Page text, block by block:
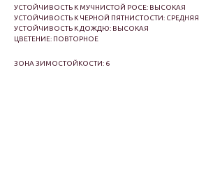
УСТОЙЧИВОСТЬ К МУЧНИСТОЙ РОСЕ: ВЫСОКАЯ
УСТОЙЧИВОСТЬ К ЧЕРНОЙ ПЯТНИСТОСТИ: СРЕДНЯЯ
УСТОЙЧИВОСТЬ К ДОЖДЮ: ВЫСОКАЯ
ЦВЕТЕНИЕ: ПОВТОРНОЕ
ЗОНА ЗИМОСТОЙКОСТИ: 6